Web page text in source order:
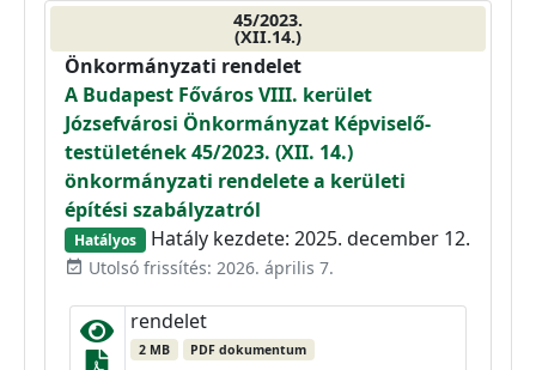
45/2023.
(XII.14.)
Önkormányzati rendelet
A Budapest Főváros VIII. kerület
Józsefvárosi Önkormányzat Képviselő-
testületének 45/2023. (XII. 14.)
önkormányzati rendelete a kerületi
építési szabályzatról
Hatályos Hatály kezdete: 2025. december 12.
event_available Utolsó frissítés: 2026. április 7.
rendelet
2 MB PDF dokumentum